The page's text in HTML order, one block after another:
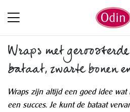
Wraps met
bataat, zwarte bonen
Wraps zijn altijd een goed idee
een succes. Je kunt de bataat